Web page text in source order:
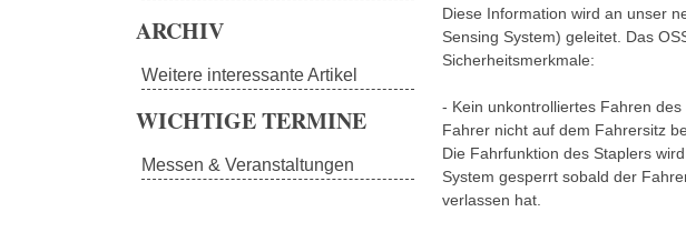
ARCHIV
Weitere interessante Artikel
WICHTIGE TERMINE
Messen & Veranstaltungen
Diese Information wird an unser
Sensing System) geleitet. Das
Sicherheitsmerkmale:
- Kein unkontrolliertes Fahren
Fahrer nicht auf dem Fahrersitz
Die Fahrfunktion des Staplers
System gesperrt sobald der
verlassen hat.